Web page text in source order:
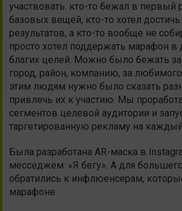
участвовать: кто-то бежал в первый
базовых вещей, кто-то хотел
результатов, а кто-то вообще не
просто хотел поддержать марафон в
благих целей. Можно было бежать
город, район, компанию, за
этим людям нужно было сказать
привлечь их к участию. Мы
сегментов целевой аудитории и
таргетированную рекламу на
Была разработана AR-маска в
месседжем: «Я бегу». А для
обратились к инфлюенсерам,
марафоне.